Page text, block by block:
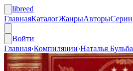
libreed
ГлавнаяКаталогЖанрыАвторыСерии
Войти
Главная›Компиляции›Наталья Бульба